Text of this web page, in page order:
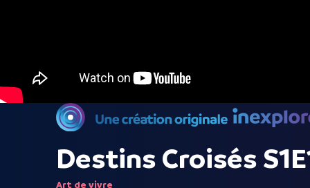
Destins Croisés
Art de vivre